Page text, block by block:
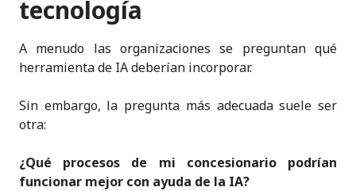
tecnología
A menudo las organizaciones se preguntan qué
herramienta de IA deberían incorporar.
Sin embargo, la pregunta más adecuada suele ser
otra:
¿Qué procesos de mi concesionario podrían
funcionar mejor con ayuda de la IA?